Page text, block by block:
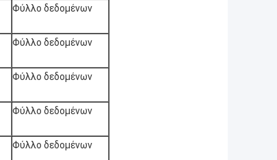
Φύλλο δεδομένων
Φύλλο δεδομένων
Φύλλο δεδομένων
Φύλλο δεδομένων
Φύλλο δεδομένων